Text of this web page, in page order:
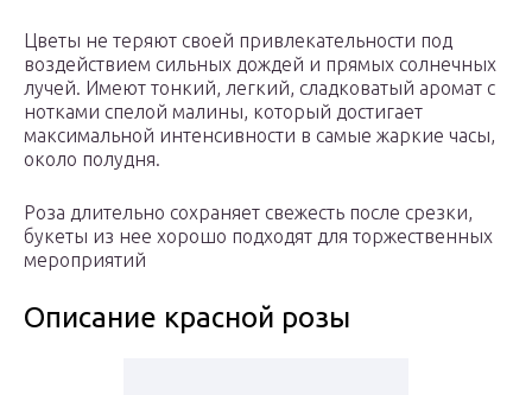
Цветы не теряют своей привлекательности под
воздействием сильных дождей и прямых солнечных
лучей. Имеют тонкий, легкий, сладковатый аромат с
нотками спелой малины, который достигает
максимальной интенсивности в самые жаркие часы,
около полудня.
Роза длительно сохраняет свежесть после срезки,
букеты из нее хорошо подходят для торжественных
мероприятий
Описание красной розы